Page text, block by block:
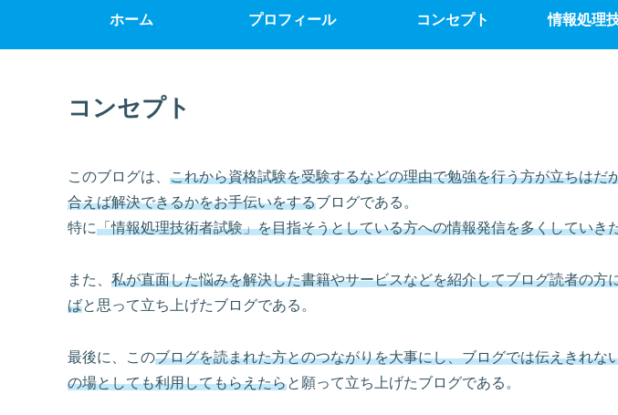
ホーム プロフィール コンセプト 情報処理
コンセプト
このブログは、 これから資格試験を受験するなどの理由で勉強を行う方が立ちはだ
合えば解決できるかをお手伝いをするブログである。
特に「情報処理技術者試験」を目指そうとしている方への情報発信を多くしていき
また、 私が直面した悩みを解決した書籍やサービスなどを紹介してブログ読者の方
ばと思って立ち上げたブログである。
最後に、このブログを読まれた方とのつながりを大事にし、ブログでは伝えきれな
の場としても利用してもらえたらと願って立ち上げたブログである。